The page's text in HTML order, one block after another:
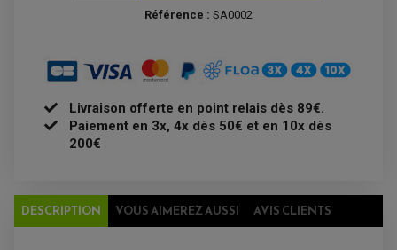
Référence : SA0002
Livraison offerte en point relais dès 89€.
Paiement en 3x, 4x dès 50€ et en 10x dès
200€
DESCRIPTION VOUS AIMEREZ AUSSI AVIS CLIENTS